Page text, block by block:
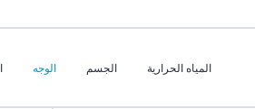
المياه الحرارية الجسم الوجه